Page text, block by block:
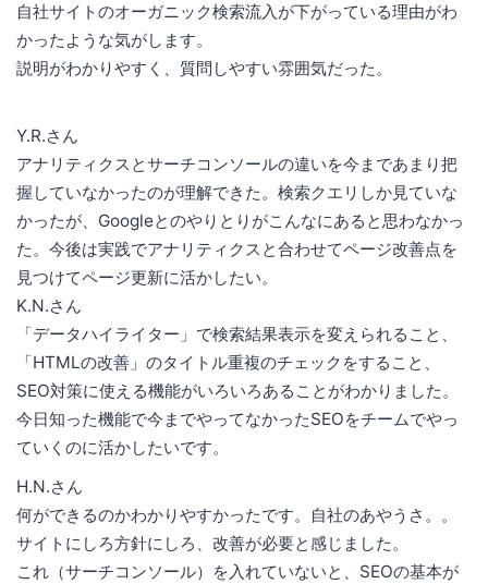
自社サイトのオーガニック検索流入が下がっている理由がわ
かったような気がします。
説明がわかりやすく、質問しやすい雰囲気だった。
Y.R.さん
アナリティクスとサーチコンソールの違いを今まであまり把
握していなかったのが理解できた。検索クエリしか見ていな
かったが、Googleとのやりとりがこんなにあると思わなかっ
た。今後は実践でアナリティクスと合わせてページ改善点を
見つけてページ更新に活かしたい。
K.N.さん
「データハイライター」で検索結果表示を変えられること、
「HTMLの改善」のタイトル重複のチェックをすること、
SEO対策に使える機能がいろいろあることがわかりました。
今日知った機能で今までやってなかったSEOをチームでやっ
ていくのに活かしたいです。
H.N.さん
何ができるのかわかりやすかったです。自社のあやうさ。。
サイトにしろ方針にしろ、改善が必要と感じました。
これ（サーチコンソール）を入れていないと、SEOの基本が